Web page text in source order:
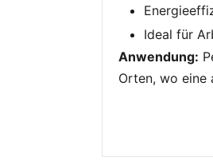
Ideal für
Anwendung:
Orten, wo eine